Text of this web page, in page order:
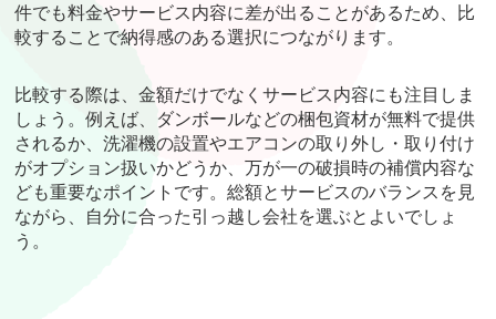
件でも料金やサービス内容に差が出ることがあるため、比
較することで納得感のある選択につながります。
比較する際は、金額だけでなくサービス内容にも注目しま
しょう。例えば、ダンボールなどの梱包資材が無料で提供
されるか、洗濯機の設置やエアコンの取り外し・取り付け
がオプション扱いかどうか、万が一の破損時の補償内容な
ども重要なポイントです。総額とサービスのバランスを見
ながら、自分に合った引っ越し会社を選ぶとよいでしょ
う。